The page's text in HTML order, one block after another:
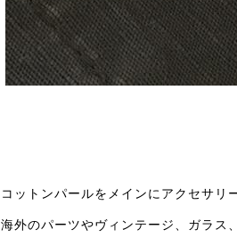
コットンパールをメインにアクセサリ
海外のパーツやヴィンテージ、ガラス